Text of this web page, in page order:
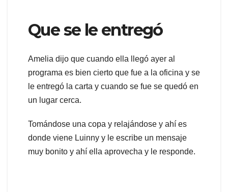
Que se le entregó
Amelia dijo que cuando ella llegó ayer al
programa es bien cierto que fue a la oficina y se
le entregó la carta y cuando se fue se quedó en
un lugar cerca.
Tomándose una copa y relajándose y ahí es
donde viene Luinny y le escribe un mensaje
muy bonito y ahí ella aprovecha y le responde.